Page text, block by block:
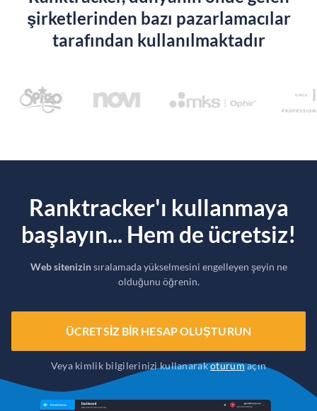
şirketlerinden bazı pazarlamacılar
tarafından kullanılmaktadır
Ranktracker'ı kullanmaya
başlayın... Hem de ücretsiz!
Web sitenizinsıralamada yükselmesini engelleyen şeyin ne
olduğunu öğrenin.
ÜCRETSIZ BIR HESAP OLUŞTURUN
Veya kimlik bilgilerinizi kullanarakoturumaçın